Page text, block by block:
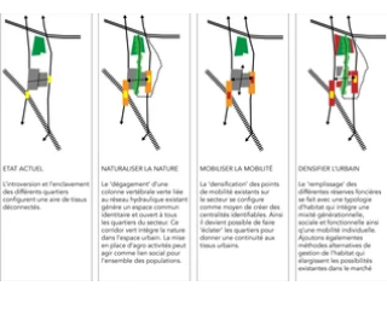
potentialités de ces lieux sans réelle cohérence, à leur
apporter une identité, du sens, à partir de l’exemple du
quartier des Izards, en se dotant de la boite à outils nécessaire
à son évolution en lien étroit avec celle d’autres secteurs de
la périphérie.
Elle s’articule autour de trois axes visant à la présence et au
rôle du milieu naturel, à l’usage de la mobilité et des
équipements publics, ainsi qu’à l’ambition d’une
recomposition urbaine fondée sur une densification maîtrisée.